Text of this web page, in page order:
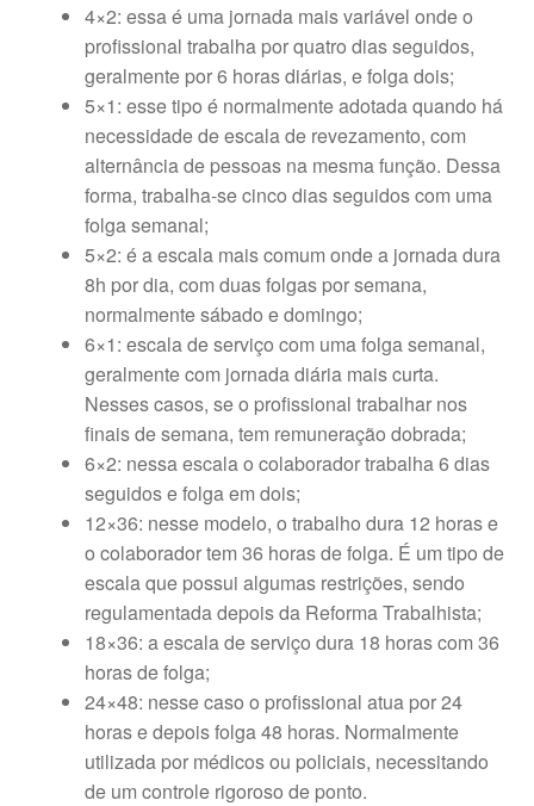
4×2: essa é uma jornada mais variável onde o
profissional trabalha por quatro dias seguidos,
geralmente por 6 horas diárias, e folga dois;
5×1: esse tipo é normalmente adotada quando há
necessidade de escala de revezamento, com
alternância de pessoas na mesma função. Dessa
forma, trabalha-se cinco dias seguidos com uma
folga semanal;
5×2: é a escala mais comum onde a jornada dura
8h por dia, com duas folgas por semana,
normalmente sábado e domingo;
6×1: escala de serviço com uma folga semanal,
geralmente com jornada diária mais curta.
Nesses casos, se o profissional trabalhar nos
finais de semana, tem remuneração dobrada;
6×2: nessa escala o colaborador trabalha 6 dias
seguidos e folga em dois;
12×36: nesse modelo, o trabalho dura 12 horas e
o colaborador tem 36 horas de folga. É um tipo de
escala que possui algumas restrições, sendo
regulamentada depois da Reforma Trabalhista;
18×36: a escala de serviço dura 18 horas com 36
horas de folga;
24×48: nesse caso o profissional atua por 24
horas e depois folga 48 horas. Normalmente
utilizada por médicos ou policiais, necessitando
de um controle rigoroso de ponto.